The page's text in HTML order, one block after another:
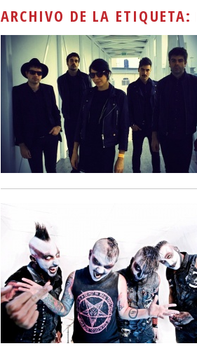
ARCHIVO DE LA ETIQUETA: